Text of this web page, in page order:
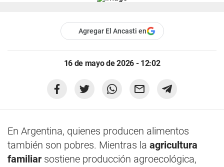
Agregar El Ancasti en
16 de mayo de 2026 - 12:02
En Argentina, quienes producen alimentos
también son pobres. Mientras la agricultura
familiar sostiene producción agroecológica,